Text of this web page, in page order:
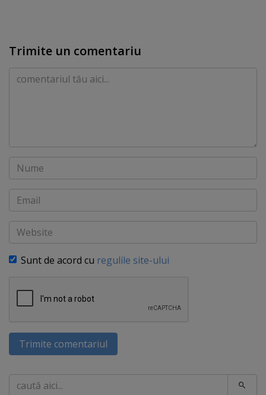
Trimite un comentariu
Comentariu
Nume
Email
Website
Sunt de acord cu regulile site-ului
Trimite comentariul
Caută